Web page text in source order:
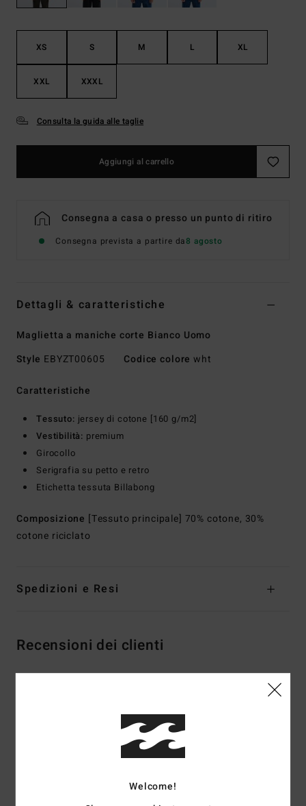
XS S M L XL
XXL XXXL
Consulta la guida alle taglie
Aggiungi al carrello
Consegna a casa o presso un punto di ritiro
Consegna prevista a partire da8 agosto
Dettagli & caratteristiche
Maglietta a maniche corte Bianco Uomo
Style EBYZT00605 Codice colore wht
Caratteristiche
Tessuto: jersey di cotone [160 g/m2]
Vestibilità: premium
Girocollo
Serigrafia su petto e retro
Etichetta tessuta Billabong
Composizione [Tessuto principale] 70% cotone, 30%
cotone riciclato
Spedizioni e Resi
Recensioni dei clienti
4.5/5
Il 100% dei nostri clienti consiglia questo prodotto
Welcome!